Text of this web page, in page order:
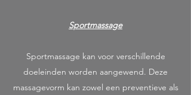
Sportmassage
Sportmassage kan voor verschillende
doeleinden worden aangewend. Deze
massagevorm kan zowel een preventieve als